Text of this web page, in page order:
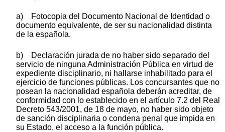
a) Fotocopia del Documento Nacional de Identidad o
documento equivalente, de ser su nacionalidad distinta
de la española.
b) Declaración jurada de no haber sido separado del
servicio de ninguna Administración Pública en virtud de
expediente disciplinario, ni hallarse inhabilitado para el
ejercicio de funciones públicas. Los concursantes que no
posean la nacionalidad española deberán acreditar, de
conformidad con lo establecido en el artículo 7.2 del Real
Decreto 543/2001, de 18 de mayo, no haber sido objeto
de sanción disciplinaria o condena penal que impida en
su Estado, el acceso a la función pública.